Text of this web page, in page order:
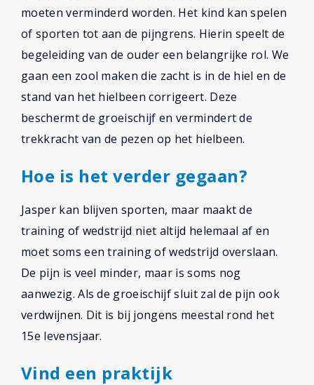
moeten verminderd worden. Het kind kan spelen
of sporten tot aan de pijngrens. Hierin speelt de
begeleiding van de ouder een belangrijke rol. We
gaan een zool maken die zacht is in de hiel en de
stand van het hielbeen corrigeert. Deze
beschermt de groeischijf en vermindert de
trekkracht van de pezen op het hielbeen.
Hoe is het verder gegaan?
Jasper kan blijven sporten, maar maakt de
training of wedstrijd niet altijd helemaal af en
moet soms een training of wedstrijd overslaan.
De pijn is veel minder, maar is soms nog
aanwezig. Als de groeischijf sluit zal de pijn ook
verdwijnen. Dit is bij jongens meestal rond het
15e levensjaar.
Vind een praktijk